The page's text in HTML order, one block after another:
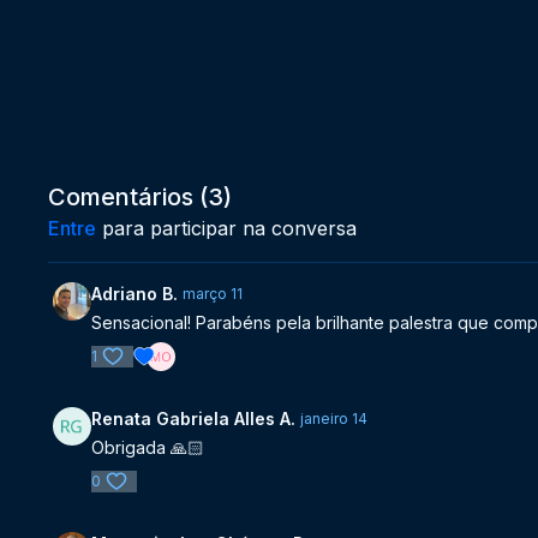
Comentários (3)
Entre para participar na conversa
Adriano B. março 11
Sensacional! Parabéns pela brilhante palestra que
1
Renata Gabriela Alles A. janeiro 14
Obrigada 🙏🏻
0